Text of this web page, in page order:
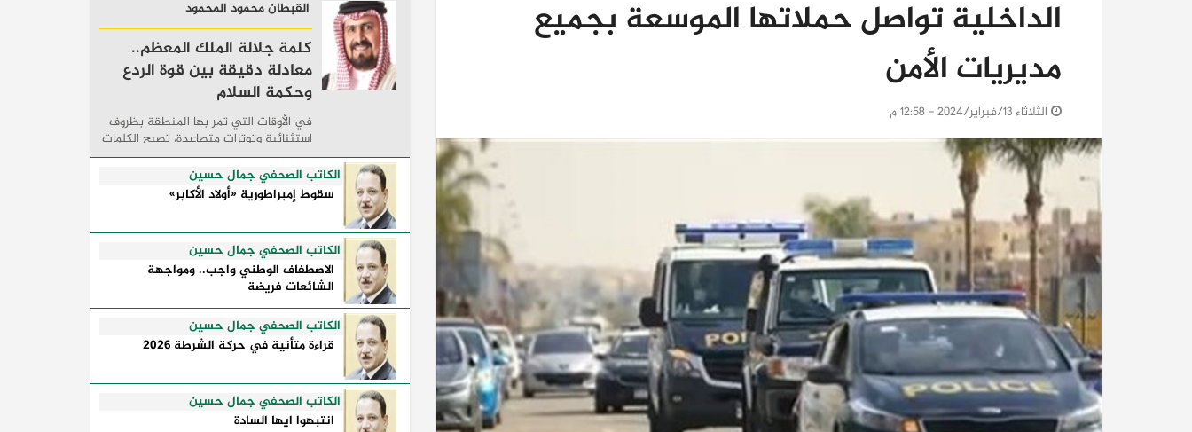
الداخلية تواصل حملاتها الموسعة بجميع
مديريات الأمن
الثلاثاء 13/فبراير/2024 - 12:58 م
القبطان محمود المحمود
كلمة جلالة الملك المعظم..
معادلة دقيقة بين قوة الردع
وحكمة السلام
في الأوقات التي تمر بها المنطقة بظروف
استثنائية وتوترات متصاعدة، تصبح الكلمات
السياسية أكثر من مجرد مواقف معلنة؛ فهي
تكشف طريقة تفكير الدول، وكيفية إدارتها
للأزمات، والحدود التي تفصل بين القوة ...
الكاتب الصحفي جمال حسين
سقوط إمبراطورية «أولاد الأكابر»
الكاتب الصحفي جمال حسين
الاصطفاف الوطني واجب.. ومواجهة
الشائعات فريضة
الكاتب الصحفي جمال حسين
قراءة متأنية في حركة الشرطة 2026
الكاتب الصحفي جمال حسين
انتبهوا ايها السادة